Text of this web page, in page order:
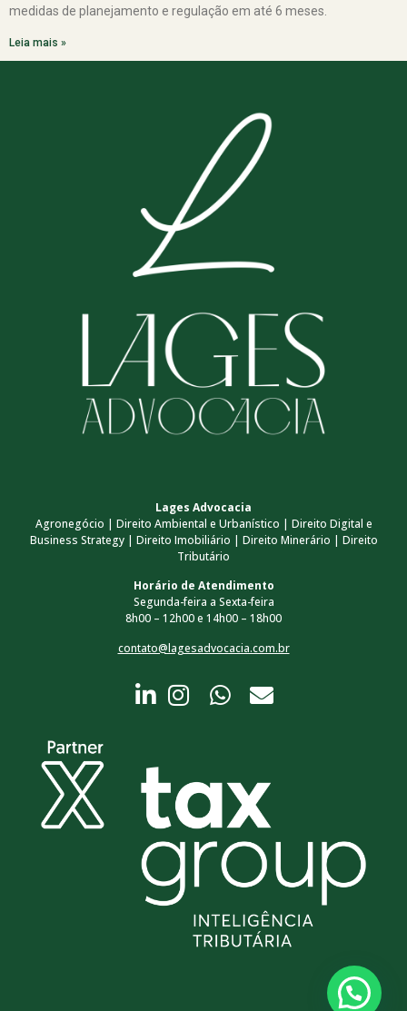
medidas de planejamento e regulação em até 6 meses.
Leia mais »
Lages Advocacia
Agronegócio | Direito Ambiental e Urbanístico | Direito Digital e
Business Strategy | Direito Imobiliário | Direito Minerário | Direito
Tributário
Horário de Atendimento
Segunda-feira a Sexta-feira
8h00 – 12h00 e 14h00 – 18h00
contato@lagesadvocacia.com.br